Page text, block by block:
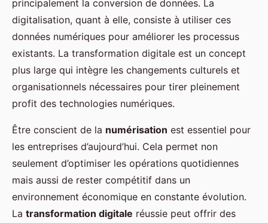
principalement la conversion de données. La
digitalisation, quant à elle, consiste à utiliser ces
données numériques pour améliorer les processus
existants. La transformation digitale est un concept
plus large qui intègre les changements culturels et
organisationnels nécessaires pour tirer pleinement
profit des technologies numériques.
Être conscient de la numérisation est essentiel pour
les entreprises d’aujourd’hui. Cela permet non
seulement d’optimiser les opérations quotidiennes
mais aussi de rester compétitif dans un
environnement économique en constante évolution.
La transformation digitale réussie peut offrir des